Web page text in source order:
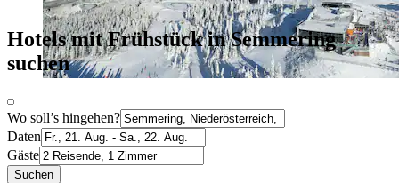
Hotels mit Frühstück in Semmering
suchen
Wo soll’s hingehen?
Daten
Gäste
Suchen